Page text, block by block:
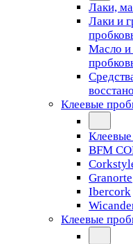
Лаки,
Лаки и
Масло и
Клеевые
BFM
Granorte
Ibercork
Клеевые